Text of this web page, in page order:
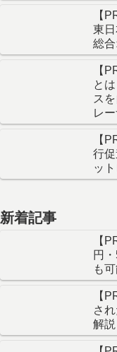
【
東
総
【
と
ス
レ
【
行
ッ
新着記事
【
円
も
【
さ
解説